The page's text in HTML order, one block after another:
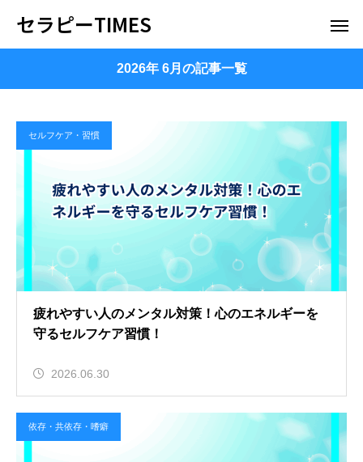
セラピーTIMES
2026年 6月の記事一覧
セルフケア・習慣
疲れやすい人のメンタル対策！心のエネルギーを
守るセルフケア習慣！
2026.06.30
依存・共依存・嗜癖